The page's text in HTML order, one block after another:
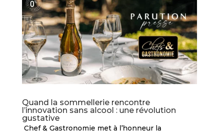
Quand la sommellerie rencontre
l’innovation sans alcool : une révolution
gustative
Chef & Gastronomie met à l’honneur la